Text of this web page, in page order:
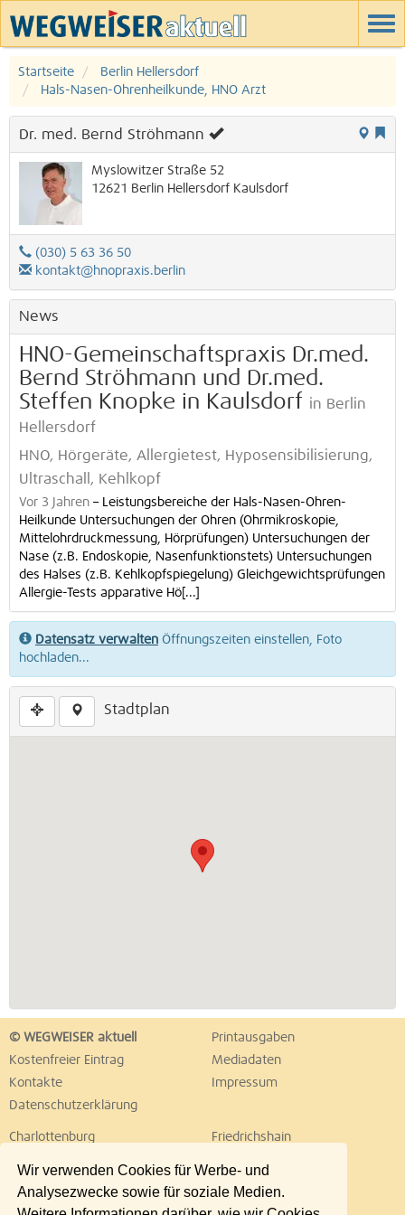
Wir verwenden Cookies für Werbe- und
Analysezwecke sowie für soziale Medien.
Startseite
Berlin Hellersdorf
Hals-Nasen-Ohrenheilkunde, HNO Arzt
Dr. med. Bernd Ströhmann
Myslowitzer Straße 52
12621 Berlin Hellersdorf Kaulsdorf
(030) 5 63 36 50
kontakt@hnopraxis.berlin
News
HNO-Gemeinschaftspraxis Dr.med.
Bernd Ströhmann und Dr.med.
Steffen Knopke in Kaulsdorf in Berlin
Hellersdorf
HNO, Hörgeräte, Allergietest, Hyposensibilisierung,
Ultraschall, Kehlkopf
Vor 3 Jahren – Leistungsbereiche der Hals-Nasen-Ohren-
Heilkunde Untersuchungen der Ohren (Ohrmikroskopie,
Mittelohrdruckmessung, Hörprüfungen) Untersuchungen der
Nase (z.B. Endoskopie, Nasenfunktionstets) Untersuchungen
des Halses (z.B. Kehlkopfspiegelung) Gleichgewichtsprüfungen
Allergie-Tests apparative Hö[...]
Datensatz verwalten Öffnungszeiten einstellen, Foto
hochladen...
Stadtplan
© WEGWEISER aktuell
Printausgaben
Kostenfreier Eintrag
Mediadaten
Kontakte
Impressum
Datenschutzerklärung
Charlottenburg
Friedrichshain
Lichtenberg
Marzahn